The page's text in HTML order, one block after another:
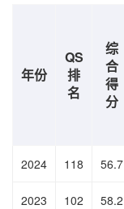
年份
QS
排
名
综
合
得
分
2024 118 56.7
2023 102 58.2